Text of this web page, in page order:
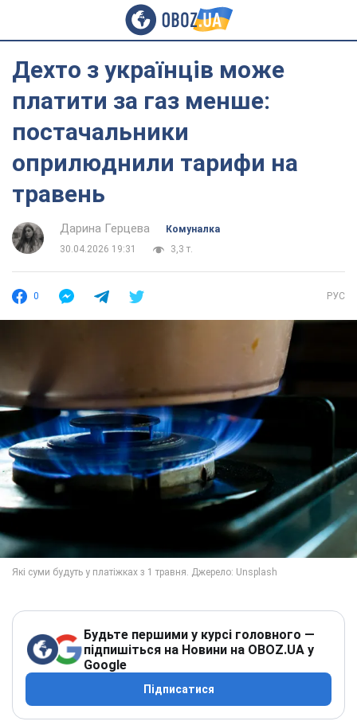
Дехто з українців може
платити за газ менше:
постачальники
оприлюднили тарифи на
травень
Дарина Герцева
Комуналка
30.04.2026 19:31
3,3 т.
0 РУС
Будьте першими у курсі головного —
підпишіться на Новини на OBOZ.UA у
Google
Підписатися